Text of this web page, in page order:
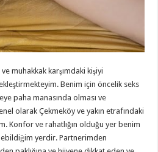
muhakkak karşımdaki kişiyi
Benim için öncelik seks
paha manasında olması ve
olarak Çekmeköy ve yakın etrafındaki
Konfor ve rahatlığın olduğu yer benim
yerdir. Partnerimden